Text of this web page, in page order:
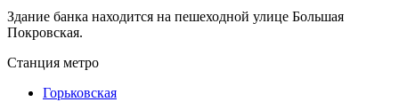
Здание банка находится на пешеходной улице Большая
Покровская.
Станция метро
Горьковская